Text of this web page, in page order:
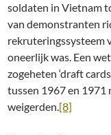
soldaten in Vietnam
van demonstranten
rekruteringssysteem
oneerlijk was. Een
zogeheten ‘draft
tussen 1967 en 1971
weigerden.[8]